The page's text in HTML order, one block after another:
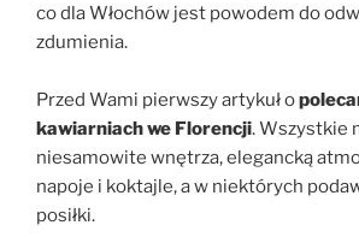
co dla Włochów jest powodem do
zdumienia.
Przed Wami pierwszy artykuł o
kawiarniach we Florencji. Wszystkie
niesamowite wnętrza, elegancką
napoje i koktajle, a w niektórych
posiłki.